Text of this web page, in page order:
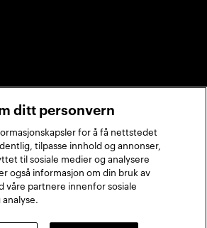
LinkedInTikTok
ditt personvern
for å få nettstedet
tilpasse innhold og annonser,
til sosiale medier og analysere
også informasjon om din bruk av
våre partnere innenfor sosiale